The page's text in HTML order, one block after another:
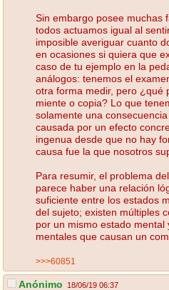
Sin embargo posee muchas
todos actuamos igual al
imposible averiguar cuanto
en ocasiones si quiera que
caso de tu ejemplo en la
análogos: tenemos el
otra forma medir, pero ¿qué
miente o copia? Lo que
solamente una
causada por un efecto
ingenua desde que no hay
causa fue la que nosotros
Para resumir, el problema
parece haber una relación
suficiente entre los estados
del sujeto; existen múltiples
por un mismo estado mental
mentales que causan un
>>>60851
Anónimo 18/06/19 06:37